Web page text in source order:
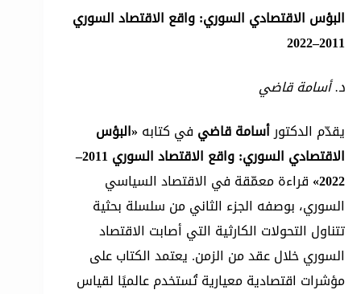
البؤس الاقتصادي السوري: واقع الاقتصاد السوري
2011–2022
د. أسامة قاضي
يقدّم الدكتورأسامة قاضي في كتابه «البؤس
الاقتصادي السوري: واقع الاقتصاد السوري 2011–
2022» قراءة معمّقة في الاقتصاد السياسي
السوري، بوصفه الجزء الثاني من سلسلة بحثية
تتناول التحولات الكارثية التي أصابت الاقتصاد
السوري خلال عقد من الزمن. يعتمد الكتاب على
مؤشرات اقتصادية معيارية تُستخدم عالميًا لقياس